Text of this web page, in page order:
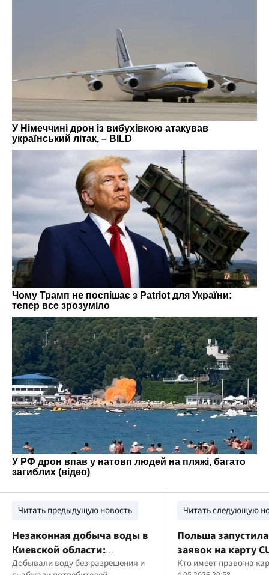
Читать предыдущую новость
Незаконная добыча воды в
Киевской области:
директор КП получил
Добывали воду без разрешения и
Читать следующую
Польша
заявок на карту
условия и права
Кто имеет право на